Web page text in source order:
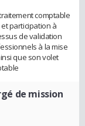
comptable
participation à
de validation
à la mise
que son volet
de mission